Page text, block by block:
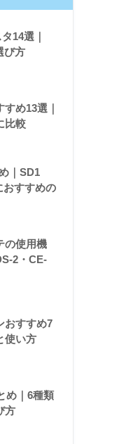
14選｜
び方
め13選｜
比較
｜SD1
おすすめの
の使用機
2・CE-
おすすめ7
使い方
め｜6種類
方